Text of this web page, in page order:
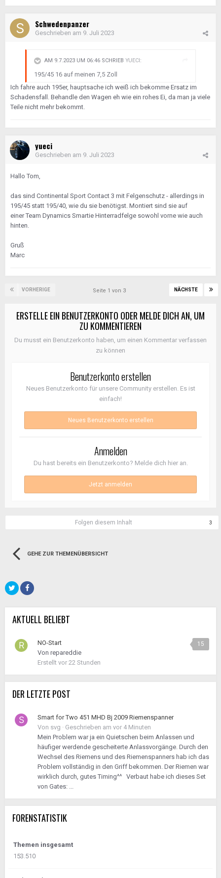
Schwedenpanzer
Geschrieben am 9. Juli 2023
AM 9.7.2023 UM 06:46 SCHRIEB YUECI :
195/45 16 auf meinen 7,5 Zoll
Ich fahre auch 195er, hauptsache ich weiß ich bekomme Ersatz im
Schadensfall. Behandle den Wagen eh wie ein rohes Ei, da man ja viele
Teile nicht mehr bekommt.
yueci
Geschrieben am 9. Juli 2023
Hallo Tom,
das sind Continental Sport Contact 3 mit Felgenschutz - allerdings in
195/45 statt 195/40, wie du sie benötigst. Montiert sind sie auf
einer Team Dynamics Smartie Hinterradfelge sowohl vorne wie auch
hinten.
Gruß
Marc
VORHERIGE NÄCHSTE
Seite 1 von 3
ERSTELLE EIN BENUTZERKONTO ODER MELDE DICH AN, UM
ZU KOMMENTIEREN
Du musst ein Benutzerkonto haben, um einen Kommentar verfassen
zu können
Benutzerkonto erstellen
Neues Benutzerkonto für unsere Community erstellen. Es ist
einfach!
Neues Benutzerkonto erstellen
Anmelden
Du hast bereits ein Benutzerkonto? Melde dich hier an.
Jetzt anmelden
Folgen diesem Inhalt 3
GEHE ZUR THEMENÜBERSICHT
AKTUELL BELIEBT
15
NO-Start
Von repareddie
Erstellt vor 22 Stunden
DER LETZTE POST
Smart for Two 451 MHD Bj 2009 Riemenspanner
Von svg · Geschrieben am vor 4 Minuten
Mein Problem war ja ein Quietschen beim Anlassen und
häufiger werdende gescheiterte Anlassvorgänge. Durch den
Wechsel des Riemens und des Riemenspanners hab ich das
Problem vollständig in den Griff bekommen. Der Riemen war
wirklich durch, gutes Timing^^ Verbaut habe ich dieses Set
von Gates: ...
FORENSTATISTIK
Themen insgesamt
153.510